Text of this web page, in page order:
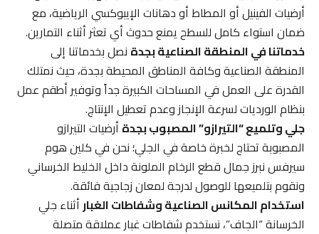
أرضيات الفينيل أو المطاط أو دهانات الإيبوكسي الرياضية، مع
ضمان استواء كامل للسطح يمنع حدوث أي تعثر أثناء التمارين.
خدماتنا في المنطقة الصناعية بجدةنصل بخدماتنا إلى
المنطقة الصناعية وكافة المناطق المحيطة بجدة، حيث نمتلك
القدرة على العمل في المساحات الكبيرة جداً وتوفير أطقم عمل
بنظام الورديات لسرعة الإنجاز وعدم تعطيل الإنتاج.
جلي وتلميع “التيرازو” المصبوب بجدةأرضيات التيرازو
المصبوبة تحتاج لخبرة خاصة في الجلي؛ نحن في كلين هوم
سيرفس نبرز جمال قطع الرخام الملونة داخل الخليط الخرساني
ونقوم بتلميعها للوصول لدرجة لمعان زجاجية فائقة.
استخدام المكانس الصناعية وشفاطات الغبارأثناء جلي
الخرسانة “الجاف”، نستخدم شفاطات غبار عملاقة متصلة